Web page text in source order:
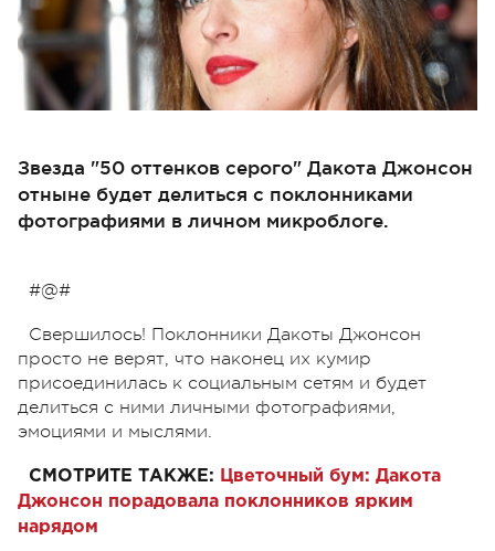
Звезда "50 оттенков серого" Дакота Джонсон
отныне будет делиться с поклонниками
фотографиями в личном микроблоге.
#@#
Свершилось! Поклонники Дакоты Джонсон
просто не верят, что наконец их кумир
присоединилась к социальным сетям и будет
делиться с ними личными фотографиями,
эмоциями и мыслями.
СМОТРИТЕ ТАКЖЕ: Цветочный бум: Дакота
Джонсон порадовала поклонников ярким
нарядом